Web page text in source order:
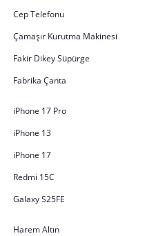
Cep Telefonu
Çamaşır Kurutma Makinesi
Fakir Dikey Süpürge
Fabrika Çanta
iPhone 17 Pro
iPhone 13
iPhone 17
Redmi 15C
Galaxy S25FE
Harem Altın